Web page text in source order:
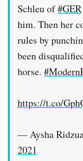
Schleu of#GER
him. Then her
rules by
been
horse.
https://t.co/
— Aysha
2021